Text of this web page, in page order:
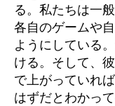
る。私たちは一
各自のゲームや
ようにしている
ける。そして、
で上がっていれ
はずだとわかって